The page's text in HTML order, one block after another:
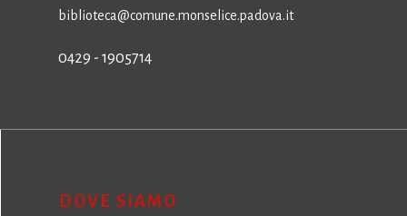
biblioteca@comune.monselice.padova.it
0429 - 1905714
DOVE SIAMO